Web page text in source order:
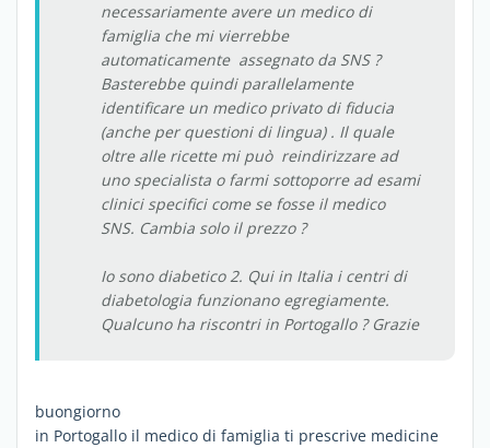
necessariamente avere un medico di
famiglia che mi vierrebbe
automaticamente assegnato da SNS ?
Basterebbe quindi parallelamente
identificare un medico privato di fiducia
(anche per questioni di lingua) . Il quale
oltre alle ricette mi può reindirizzare ad
uno specialista o farmi sottoporre ad esami
clinici specifici come se fosse il medico
SNS. Cambia solo il prezzo ?
Io sono diabetico 2. Qui in Italia i centri di
diabetologia funzionano egregiamente.
Qualcuno ha riscontri in Portogallo ? Grazie
buongiorno
in Portogallo il medico di famiglia ti prescrive medicine